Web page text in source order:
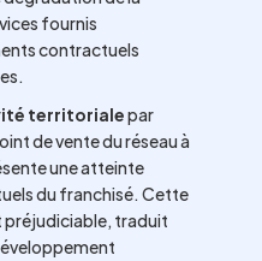
fournis
contractuels
territorialepar
de vente du réseau à
une atteinte
du franchisé. Cette
traduit